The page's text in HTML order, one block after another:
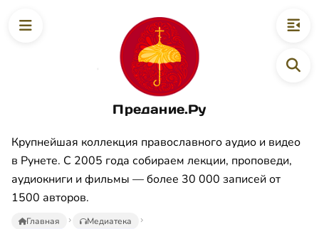
Предание.Ру
Крупнейшая коллекция православного аудио и видео
в Рунете. С 2005 года собираем лекции, проповеди,
аудиокниги и фильмы — более 30 000 записей от
1500 авторов.
Главная
Медиатека